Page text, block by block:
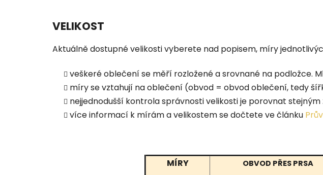
VELIKOST
Aktuálně dostupné velikosti vyberete nad popisem, míry
veškeré oblečení se měří rozložené a srovnané na podložce.
míry se vztahují na oblečení (obvod = obvod oblečení, tedy
nejjednodušší kontrola správnosti velikosti je porovnat
více informací k mírám a velikostem se dočtete ve článku
MÍRY OBVOD PŘES PRSA